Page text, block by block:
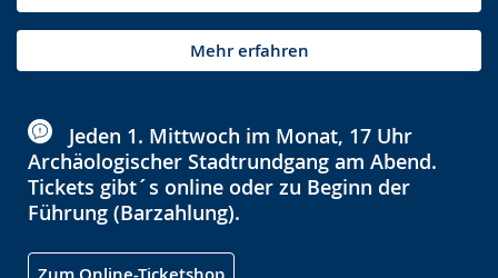
Mehr erfahren
Jeden 1. Mittwoch im Monat, 17 Uhr
Archäologischer Stadtrundgang am Abend.
Tickets gibt´s online oder zu Beginn der
Führung (Barzahlung).